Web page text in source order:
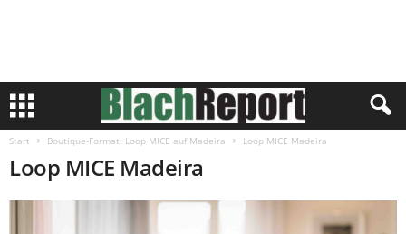
Start Boutique-Format: Loop MICE auf Madeira Loop MICE Madeira
Loop MICE Madeira